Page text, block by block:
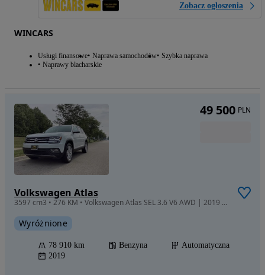
Zobacz ogłoszenia
WINCARS
Usługi finansowe Naprawa samochodów Szybka naprawa
Naprawy blacharskie
Volkswagen Atlas
3597 cm3 • 276 KM • Volkswagen Atlas SEL 3.6 V6 AWD | 2019 | Skóra | 78 910 km
Wyróżnione
78 910 km Benzyna
Automatyczna
2019
49 500 PLN